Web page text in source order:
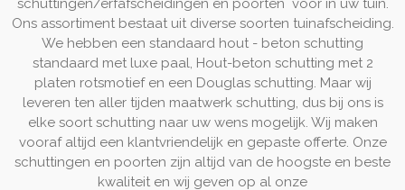
Ons assortiment bestaat uit diverse soorten tuinafscheiding.
We hebben een standaard hout - beton schutting
standaard met luxe paal, Hout-beton schutting met 2
platen rotsmotief en een Douglas schutting. Maar wij
leveren ten aller tijden maatwerk schutting, dus bij ons is
elke soort schutting naar uw wens mogelijk. Wij maken
vooraf altijd een klantvriendelijk en gepaste offerte. Onze
schuttingen en poorten zijn altijd van de hoogste en beste
kwaliteit en wij geven op al onze